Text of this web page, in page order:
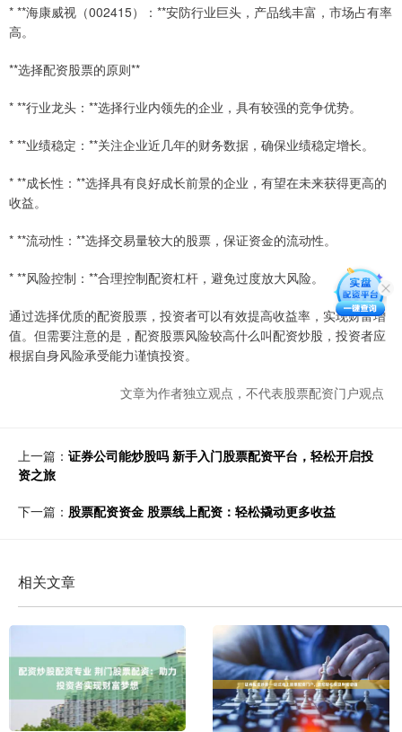
* **海康威视（002415）：**安防行业巨头，产品线丰富，市场占有率
高。
**选择配资股票的原则**
* **行业龙头：**选择行业内领先的企业，具有较强的竞争优势。
* **业绩稳定：**关注企业近几年的财务数据，确保业绩稳定增长。
* **成长性：**选择具有良好成长前景的企业，有望在未来获得更高的
收益。
* **流动性：**选择交易量较大的股票，保证资金的流动性。
* **风险控制：**合理控制配资杠杆，避免过度放大风险。
通过选择优质的配资股票，投资者可以有效提高收益率，实现财富增
值。但需要注意的是，配资股票风险较高什么叫配资炒股，投资者应
根据自身风险承受能力谨慎投资。
文章为作者独立观点，不代表股票配资门户观点
上一篇： 证券公司能炒股吗 新手入门股票配资平台，轻松开启投
资之旅
下一篇： 股票配资资金 股票线上配资：轻松撬动更多收益
相关文章